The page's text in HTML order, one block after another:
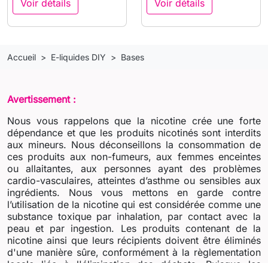
Voir détails Voir détails
Accueil E-liquides DIY Bases
Avertissement :
Nous vous rappelons que la nicotine crée une forte
dépendance et que les produits nicotinés sont interdits
aux mineurs. Nous déconseillons la consommation de
ces produits aux non-fumeurs, aux femmes enceintes
ou allaitantes, aux personnes ayant des problèmes
cardio-vasculaires, atteintes d’asthme ou sensibles aux
ingrédients. Nous vous mettons en garde contre
l’utilisation de la nicotine qui est considérée comme une
substance toxique par inhalation, par contact avec la
peau et par ingestion. Les produits contenant de la
nicotine ainsi que leurs récipients doivent être éliminés
d'une manière sûre, conformément à la règlementation